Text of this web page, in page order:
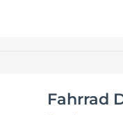
Fahrrad